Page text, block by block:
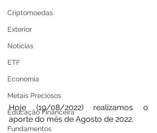
Criptomoedas
Exterior
Notícias
ETF
Economia
Metais Preciosos
Educação Financeira
Fundamentos
Hoje (19/08/2022) realizamos o
aporte do mês de Agosto de 2022.